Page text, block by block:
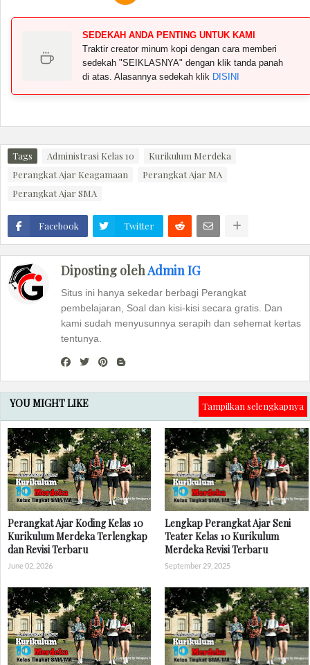
SEDEKAH ANDA PENTING UNTUK KAMI
Traktir creator minum kopi dengan cara memberi
sedekah "SEIKLASNYA" dengan klik tanda panah
di atas. Alasannya sedekah klik DISINI
Tags Administrasi Kelas 10
Kurikulum Merdeka
Perangkat Ajar Keagamaan
Perangkat Ajar MA
Perangkat Ajar SMA
Facebook Twitter
Diposting olehAdmin IG
Situs ini hanya sekedar berbagi Perangkat
pembelajaran, Soal dan kisi-kisi secara gratis. Dan
kami sudah menyusunnya serapih dan sehemat kertas
tentunya.
YOU MIGHT LIKE Tampilkan selengkapnya
Perangkat Ajar Koding Kelas 10
Kurikulum Merdeka Terlengkap
dan Revisi Terbaru
June 02, 2026
Lengkap Perangkat Ajar Seni
Teater Kelas 10 Kurikulum
Merdeka Revisi Terbaru
September 29, 2025